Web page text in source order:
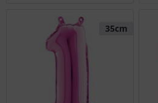
35cm